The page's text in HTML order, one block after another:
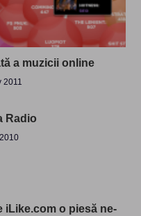
a muzicii online
2011
Radio
iLike.com o piesă ne-